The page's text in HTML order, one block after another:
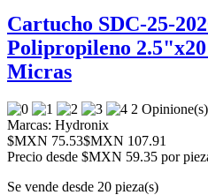
Cartucho SDC-25-
Polipropileno
Micras
2 Opinione(s)
Marcas: Hydronix
$MXN 75.53$MXN 107.91
Precio desde $MXN 59.35 por
Se vende desde 20 pieza(s)